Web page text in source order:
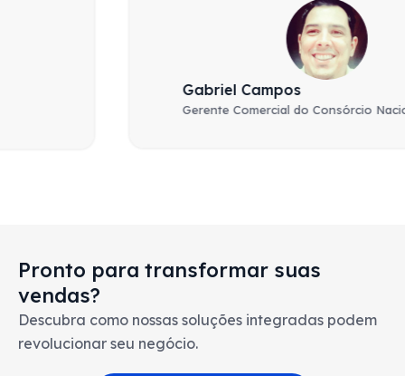
Gerente Comercial do Consórcio Nacional Nanuque
Pronto para transformar suas
vendas?
Descubra como nossas soluções integradas podem
revolucionar seu negócio.